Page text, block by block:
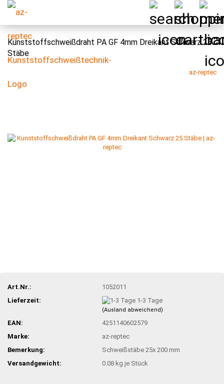
Kunststoffschweißdraht PA GF 4mm Dreikant Schwarz 25
Stäbe
az-reptec
Art.Nr.:
1052011
Lieferzeit:
1-3 Tage
(Ausland abweichend)
EAN:
4251140602579
Marke:
az-reptec
Bemerkung:
Schweißstäbe 25x 200 mm
Versandgewicht:
0.08 kg je Stück